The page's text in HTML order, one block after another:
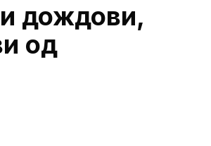
дождови,
од